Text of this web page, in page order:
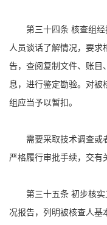
第三十四条 核查组
人员谈话了解情况，要求
告，查阅复制文件、账目
息，进行鉴定勘验。对被
组应当予以暂扣。
需要采取技术调查或
严格履行审批手续，交有
第三十五条 初步核
况报告，列明被核查人基